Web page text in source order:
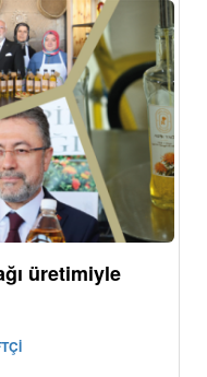
üretimiyle